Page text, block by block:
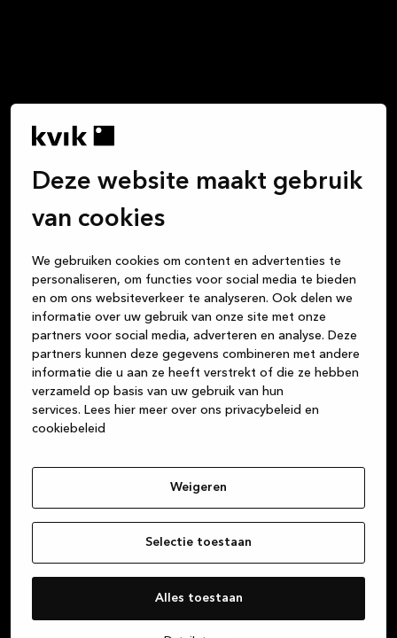
Deze website maakt gebruik
van cookies
We gebruiken cookies om content en advertenties te
personaliseren, om functies voor social media te bieden
en om ons websiteverkeer te analyseren. Ook delen we
informatie over uw gebruik van onze site met onze
partners voor social media, adverteren en analyse. Deze
partners kunnen deze gegevens combineren met andere
informatie die u aan ze heeft verstrekt of die ze hebben
verzameld op basis van uw gebruik van hun
services. Lees hier meer over ons privacybeleid en
cookiebeleid
Weigeren
Selectie toestaan
Alles toestaan